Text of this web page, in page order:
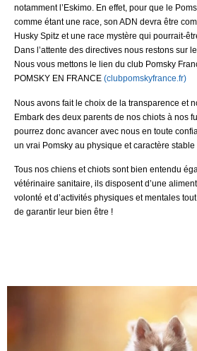
notamment l’Eskimo. En effet, pour que le
comme étant une race, son ADN devra être
Husky Spitz et une race mystère qui pourrait-
Dans l’attente des directives nous restons sur
Nous vous mettons le lien du club Pomsky
POMSKY EN FRANCE (clubpomskyfrance.fr)
Nous avons fait le choix de la transparence et
Embark des deux parents de nos chiots à nos
pourrez donc avancer avec nous en toute
un vrai Pomsky au physique et caractère stable
Tous nos chiens et chiots sont bien entendu
vétérinaire sanitaire, ils disposent d’une
volonté et d’activités physiques et mentales
de garantir leur bien être !